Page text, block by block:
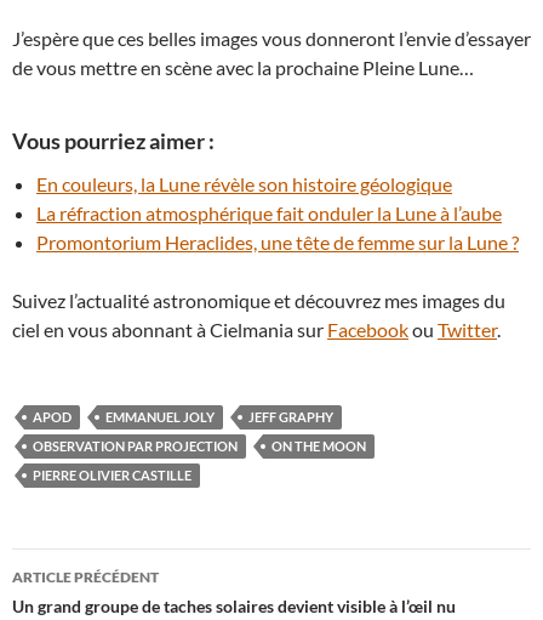
J’espère que ces belles images vous donneront l’envie d’essayer
de vous mettre en scène avec la prochaine Pleine Lune…
Vous pourriez aimer :
En couleurs, la Lune révèle son histoire géologique
La réfraction atmosphérique fait onduler la Lune à l’aube
Promontorium Heraclides, une tête de femme sur la Lune ?
Suivez l’actualité astronomique et découvrez mes images du
ciel en vous abonnant à Cielmania sur Facebookou Twitter.
APOD EMMANUEL JOLY
JEFF GRAPHY
OBSERVATION PAR PROJECTION
ON THE MOON
PIERRE OLIVIER CASTILLE
Navigation
des
ARTICLE PRÉCÉDENT
Un grand groupe de taches solaires devient visible à l’œil nu